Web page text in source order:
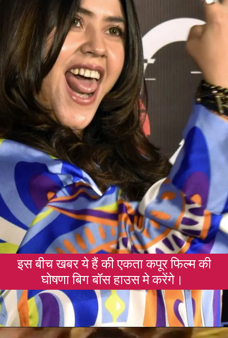
इस बीच खबर ये हैं की एकता कपूर फिल्म की
घोषणा बिग बॉस हाउस मे करेंगे।